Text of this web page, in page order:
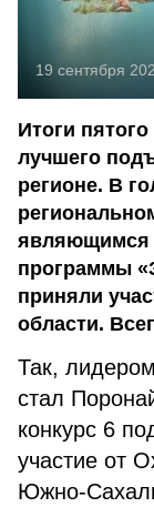
19 сентября
Итоги
лучшего
регионе. В
являющимся
программы
приняли
области.
Так,
стал
конкурс 6
участие от
Южно-